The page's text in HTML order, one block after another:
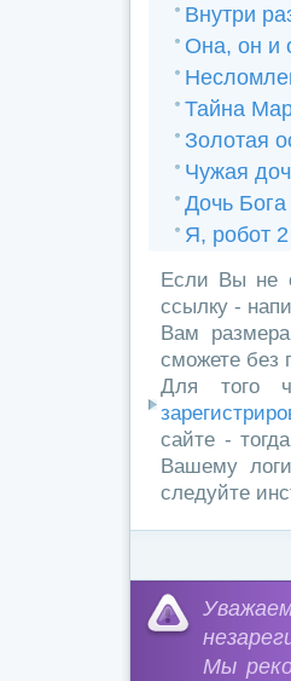
Внутри
Она, он и
Тайна
Золотая
Чужая
Дочь Бога
Я, робот 2
Если Вы не
ссылку -
Вам
сможете без
Для того
сайте -
Вашему
следуйте
Мы